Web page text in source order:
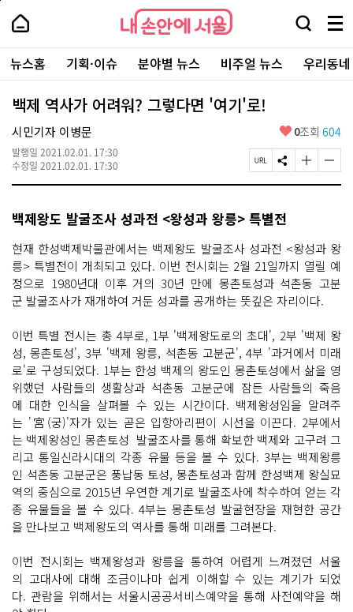
본
로
가
내
손
안
에
서
울
-
서
울
시
대
표
소
포
털
내
손
에
울
검
창
열
기
메
뉴
전
체
보
주
요
서
뉴스홈 기획·이슈 분야별 뉴스 비주얼 뉴스 우리동
백제 역사가 어려워? 그렇다면 '여기'로!
시민기자 이병문
발행일 2021.02.01. 17:30
수정일 2021.02.01. 17:30
좋
요
0조회 604
페
이
R
복
사
S
N
유
기
글
자
변
경
하
기
글
자
변
경
하
기
백제왕도 발굴조사 성과전 <왕성과 왕릉> 특별전
현재 한성백제박물관에서는 백제왕도 발굴조사 성과전 <왕성과 왕
릉> 특별전이 개최되고 있다. 이번 전시회는 2월 21일까지 열릴 예
정으로 1980년대 이후 거의 30년 만에 몽촌토성과 석촌동 고분
군 발굴조사가 재개하여 거둔 성과를 공개하는 뜻깊은 자리이다.
이번 특별 전시는 총 4부로, 1부 '백제왕도로의 초대', 2부 '백제 왕
성, 몽촌토성', 3부 '백제 왕릉, 석촌동 고분군', 4부 '과거에서 미래
로'로 구성되었다. 1부는 한성 백제의 왕도인 몽촌토성에서 삶을 영
위했던 사람들의 생활상과 석촌동 고분군에 잠든 사람들의 죽음
에 대한 인식을 살펴볼 수 있는 시간이다. 백제왕성임을 알려주
는 '宮(궁)'자가 있는 곧은 입항아리편이 시선을 이끈다. 2부에서
는 백제왕성인 몽촌토성 발굴조사를 통해 확보한 백제와 고구려 그
리고 통일신라시대의 각종 유물 등을 볼 수 있다. 3부는 백제왕릉
인 석촌동 고분군은 풍납동 토성, 몽촌토성과 함께 한성백제 왕실묘
역의 중심으로 2015년 우연한 계기로 발굴조사에 착수하여 얻는 각
종 유물들을 볼 수 있다. 4부는 몽촌토성 발굴현장을 재현한 공간
을 만나보고 백제왕도의 역사를 통해 미래를 그려본다.
이번 전시회는 백제왕성과 왕릉을 통하여 어렵게 느껴졌던 서울
의 고대사에 대해 조금이나마 쉽게 이해할 수 있는 계기가 되었
다. 관람을 위해서는 서울시공공서비스예약을 통해 사전예약을 해
페
상
단
로